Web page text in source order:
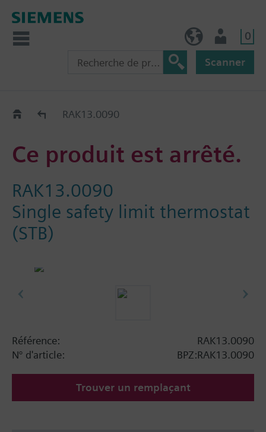
0
Scanner
Old2NewRAK13.0090
Ce produit est arrêté.
RAK13.0090
Single safety limit thermostat
(STB)
Référence:
RAK13.0090
N° d'article:
BPZ:RAK13.0090
Trouver un remplaçant